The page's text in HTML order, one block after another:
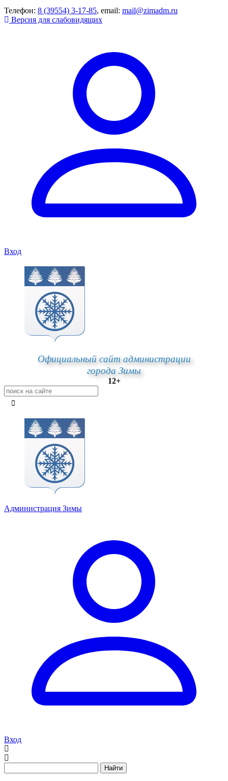
Телефон: 8 (39554) 3-17-85, email: mail@zimadm.ru
Версия для слабовидящих
Вход
Официальный сайт администрации
города Зимы
12+
Администрация Зимы
Вход
Найти